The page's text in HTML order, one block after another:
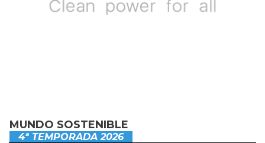
MUNDO SOSTENIBLE
4ª TEMPORADA 2026